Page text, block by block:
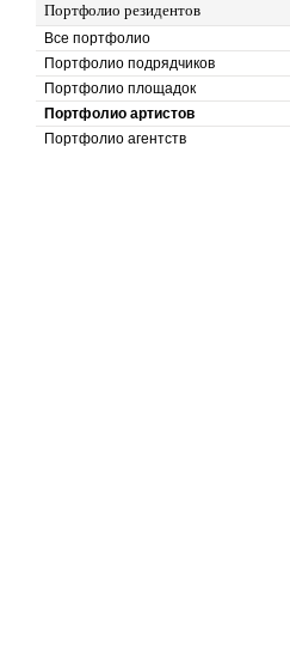
Портфолио резидентов
Все портфолио
Портфолио подрядчиков
Портфолио площадок
Портфолио артистов
Портфолио агентств